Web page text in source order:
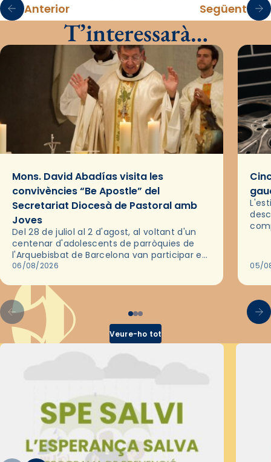
Anterior Següent
T’interessarà…
Mons. David Abadías visita les
convivències “Be Apostle” del
Secretariat Diocesà de Pastoral amb
Joves
Del 28 de juliol al 2 d'agost, al voltant d'un
centenar d'adolescents de parròquies de
l'Arquebisbat de Barcelona van participar en
les convivències Be Apostle, organitzades
06/08/2026 05/
Veure-ho tot